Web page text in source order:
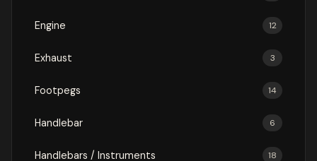
Engine 12
Exhaust 3
Footpegs 14
Handlebar 6
Handlebars / Instruments 18